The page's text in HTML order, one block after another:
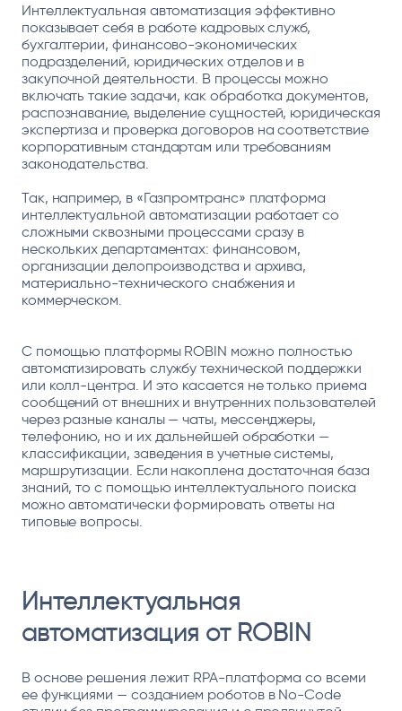
Интеллектуальная автоматизация эффективно
показывает себя в работе кадровых служб,
бухгалтерии, финансово-экономических
подразделений, юридических отделов и в
закупочной деятельности. В процессы можно
включать такие задачи, как обработка документов,
распознавание, выделение сущностей, юридическая
экспертиза и проверка договоров на соответствие
корпоративным стандартам или требованиям
законодательства.
Так, например, в «Газпромтранс» платформа
интеллектуальной автоматизации работает со
сложными сквозными процессами сразу в
нескольких департаментах: финансовом,
организации делопроизводства и архива,
материально-технического снабжения и
коммерческом.
С помощью платформы ROBIN можно полностью
автоматизировать службу технической поддержки
или колл-центра. И это касается не только приема
сообщений от внешних и внутренних пользователей
через разные каналы — чаты, мессенджеры,
телефонию, но и их дальнейшей обработки —
классификации, заведения в учетные системы,
маршрутизации. Если накоплена достаточная база
знаний, то с помощью интеллектуального поиска
можно автоматически формировать ответы на
типовые вопросы.
Интеллектуальная
автоматизация от ROBIN
В основе решения лежит RPA-платформа со всеми
ее функциями — созданием роботов в No-Code